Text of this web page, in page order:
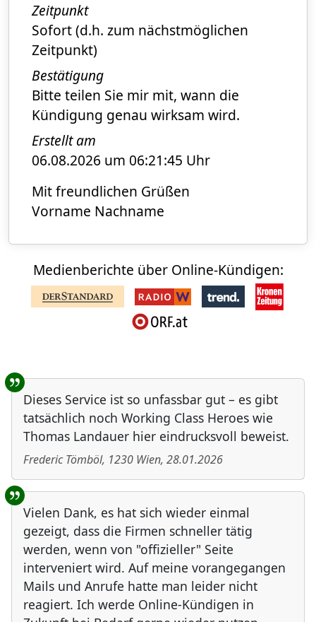
Zeitpunkt
Sofort (d.h. zum nächstmöglichen
Zeitpunkt)
Bestätigung
Bitte teilen Sie mir mit, wann die
Kündigung genau wirksam wird.
Erstellt am
06.08.2026 um 06:21:45 Uhr
Mit freundlichen Grüßen
Vorname Nachname
Medienberichte über Online-Kündigen:
Benutzer-Rückmeldungen
Dieses Service ist so unfassbar gut – es gibt
tatsächlich noch Working Class Heroes wie
Thomas Landauer hier eindrucksvoll beweist.
Frederic Tömböl, 1230 Wien, 28.01.2026
Vielen Dank, es hat sich wieder einmal
gezeigt, dass die Firmen schneller tätig
werden, wenn von "offizieller" Seite
interveniert wird. Auf meine vorangegangen
Mails und Anrufe hatte man leider nicht
reagiert. Ich werde Online-Kündigen in